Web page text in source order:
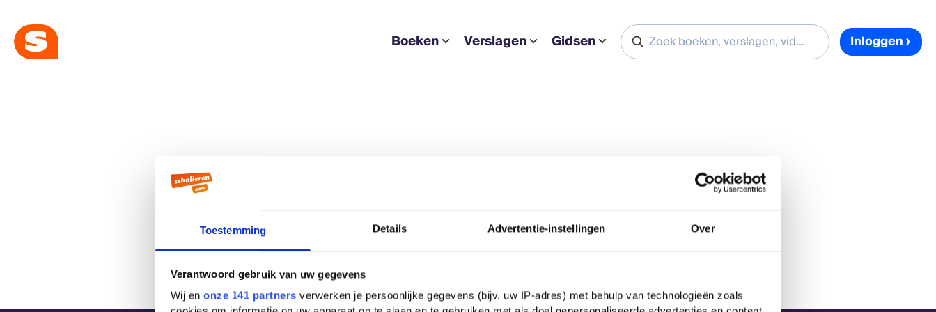
Toestemming Details Advertentie-instellingen Over
Verantwoord gebruik van uw gegevens
Wij en onze 141 partners verwerken je persoonlijke gegevens (bijv. uw IP-adres) met behulp van technologieën zoals
Boeken Verslagen Gidsen Inloggen